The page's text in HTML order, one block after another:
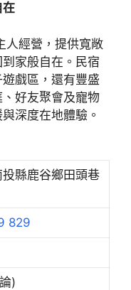
在
人經營，提供寬敞
家般自在。民宿
戲區，還有豐盛
好友聚會及寵物
深度在地體驗。
縣鹿谷鄉田頭巷
829
)